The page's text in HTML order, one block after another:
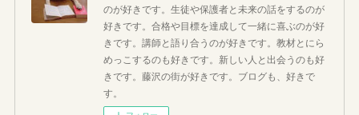
のが好きです。生徒や保護者と未来の話をするのが
好きです。合格や目標を達成して一緒に喜ぶのが好
きです。講師と語り合うのが好きです。教材とにら
めっこするのも好きです。新しい人と出会うのも好
きです。藤沢の街が好きです。ブログも、好きで
す。